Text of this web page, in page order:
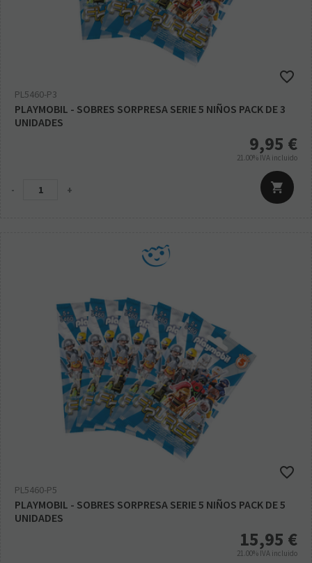
PL5460-P3
PLAYMOBIL - SOBRES SORPRESA SERIE 5 NIÑOS PACK DE 3
UNIDADES
9,95 €
21.00% IVA incluido
- +
PL5460-P5
PLAYMOBIL - SOBRES SORPRESA SERIE 5 NIÑOS PACK DE 5
UNIDADES
15,95 €
21.00% IVA incluido